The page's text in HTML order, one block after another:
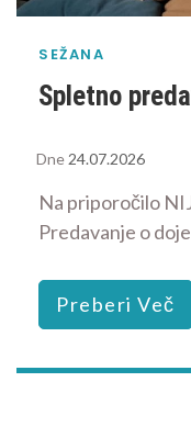
SEŽANA
Spletno
Dne 24.07.2026
Na priporočilo
Predavanje o
Preberi Več